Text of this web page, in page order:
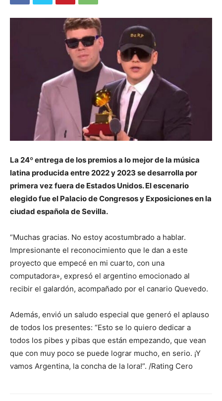
La 24º entrega de los premios a lo mejor de la música
latina producida entre 2022 y 2023 se desarrolla por
primera vez fuera de Estados Unidos. El escenario
elegido fue el Palacio de Congresos y Exposiciones en la
ciudad española de Sevilla.
“Muchas gracias. No estoy acostumbrado a hablar.
Impresionante el reconocimiento que le dan a este
proyecto que empecé en mi cuarto, con una
computadora», expresó el argentino emocionado al
recibir el galardón, acompañado por el canario Quevedo.
Además, envió un saludo especial que generó el aplauso
de todos los presentes: “Esto se lo quiero dedicar a
todos los pibes y pibas que están empezando, que vean
que con muy poco se puede lograr mucho, en serio. ¡Y
vamos Argentina, la concha de la lora!”. /Rating Cero